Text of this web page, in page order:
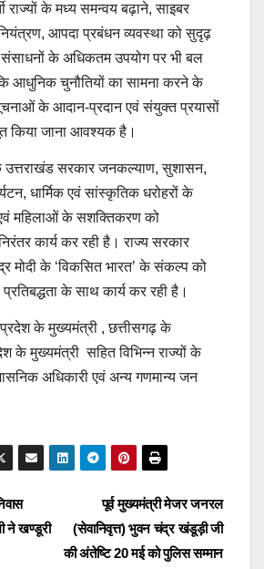
राज्यों के मध्य समन्वय बढ़ाने, साइबर
नियंत्रण, आपदा प्रबंधन व्यवस्था को सुदृढ़
के अधिकतम उपयोग पर भी बल
आधुनिक चुनौतियों का सामना करने के
के आदान-प्रदान एवं संयुक्त प्रयासों
किया जाना आवश्यक है।
उत्तराखंड सरकार जनकल्याण, सुशासन,
धार्मिक एवं सांस्कृतिक धरोहरों के
महिलाओं के सशक्तिकरण को
कार्य कर रही है। राज्य सरकार
मोदी के ‘विकसित भारत’ के संकल्प को
के साथ कार्य कर रही है।
के मुख्यमंत्री , छत्तीसगढ़ के
के मुख्यमंत्री सहित विभिन्न राज्यों के
अधिकारी एवं अन्य गणमान्य जन
पूर्व मुख्यमंत्री मेजर जनरल
(सेवानिवृत्त) भुवन चंद्र खंडूड़ी जी
की अंतेष्टि 20 मई को पुलिस सम्मान
ने खण्डूरी